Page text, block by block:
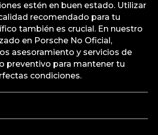
estén en buen estado. Utilizar
recomendado para tu
también es crucial. En nuestro
en Porsche No Oficial,
asesoramiento y servicios de
preventivo para mantener tu
condiciones.